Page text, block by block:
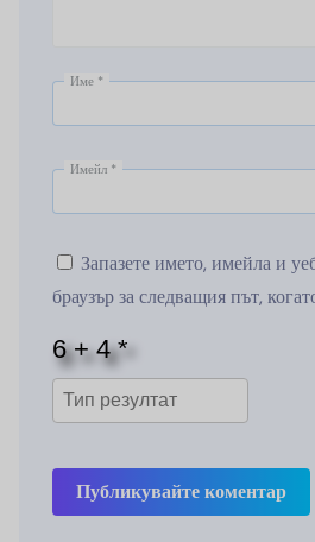
Име *
Имейл *
Запазете името, имейла и
браузър за следващия път,
Публикувайте коментар